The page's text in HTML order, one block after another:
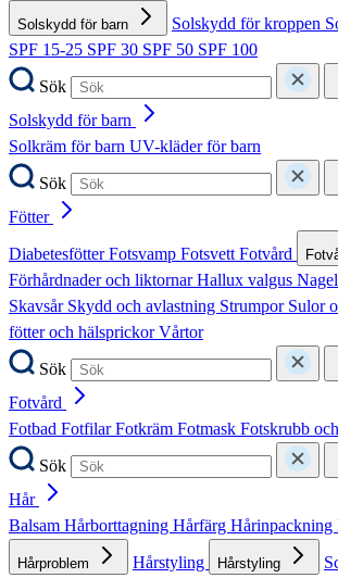
Solskydd för barn Solskydd för kroppen
SPF 15-25 SPF 30 SPF 50 SPF 100
Sök
Solskydd för barn
Solkräm för barn UV-kläder för barn
Sök
Fötter
DiabetesfötterFotsvamp FotsvettFotvård
Förhårdnader och liktornarHallux valgus
Skavsår Skydd och avlastning Strumpor Sulor
fötter och hälsprickorVårtor
Sök
Fotvård
Fotbad FotfilarFotkräm Fotmask Fotskrubb
Sök
Hår
Balsam Hårborttagning Hårfärg Hårinpackning
Hårproblem Hårstyling Hårstyling